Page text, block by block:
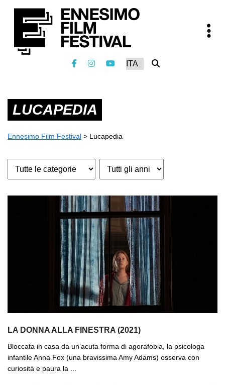
LUCAPEDIA
Ennesimo Film Festival > Lucapedia
LA DONNA ALLA FINESTRA (2021)
Bloccata in casa da un’acuta forma di agorafobia, la psicologa
infantile Anna Fox (una bravissima Amy Adams) osserva con
curiosità e paura la ...